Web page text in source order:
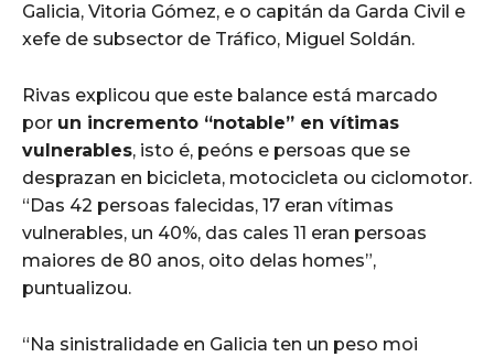
Galicia, Vitoria Gómez, e o capitán da Garda Civil e
xefe de subsector de Tráfico, Miguel Soldán.
Rivas explicou que este balance está marcado
por un incremento “notable” en vítimas
vulnerables, isto é, peóns e persoas que se
desprazan en bicicleta, motocicleta ou ciclomotor.
“Das 42 persoas falecidas, 17 eran vítimas
vulnerables, un 40%, das cales 11 eran persoas
maiores de 80 anos, oito delas homes”,
puntualizou.
“Na sinistralidade en Galicia ten un peso moi